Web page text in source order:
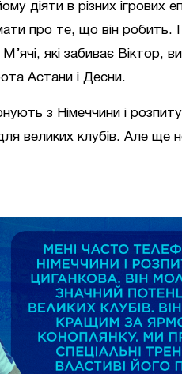
діяти в різних ігрових
про те, що він
які забиває Віктор,
Астани і Десни.
з Німеччини і
великих клубів. Але ще